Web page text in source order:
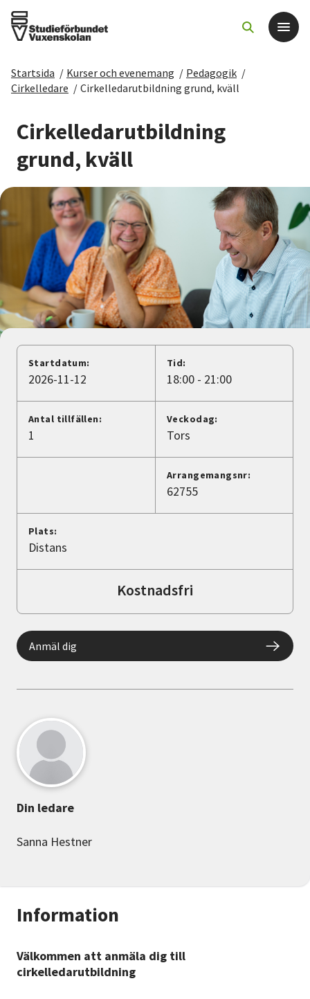
Det här gör vi
För dig som
Sök kurser och evenemang
Starta studiecirkel
Cirkelledare
Nyheter
Avdelningar
Lyssna
Startsida / Kurser och evenemang / Pedagogik /
Cirkelledare / Cirkelledarutbildning grund, kväll
Cirkelledarutbildning
grund, kväll
Information
Välkommen att anmäla dig till
cirkelledarutbildning
Startdatum:
2026-11-12
Tid:
18:00 - 21:00
Antal tillfällen:
1
Veckodag:
Tors
Arrangemangsnr:
62755
Plats:
Distans
Kostnadsfri
Anmäl dig
Din ledare
Sanna Hestner